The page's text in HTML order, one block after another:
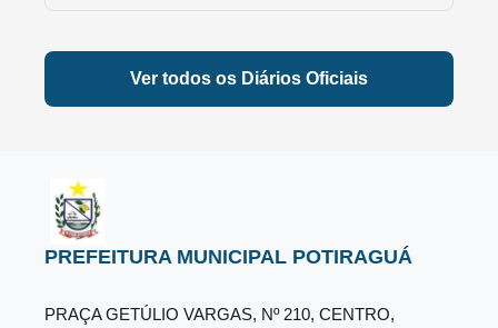
Ver todos os Diários Oficiais
PREFEITURA MUNICIPAL POTIRAGUÁ
PRAÇA GETÚLIO VARGAS, Nº 210, CENTRO,